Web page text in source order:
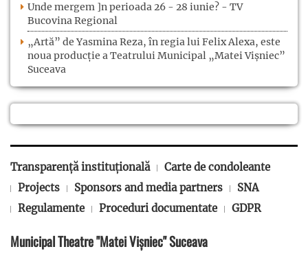
Unde mergem ]n perioada 26 - 28 iunie? - TV
Bucovina Regional
„Artă” de Yasmina Reza, în regia lui Felix Alexa, este
noua producție a Teatrului Municipal „Matei Vișniec”
Suceava
Transparență instituțională
Carte de condoleante
Projects
Sponsors and media partners
SNA
Regulamente
Proceduri documentate GDPR
Municipal Theatre "Matei Vișniec" Suceava